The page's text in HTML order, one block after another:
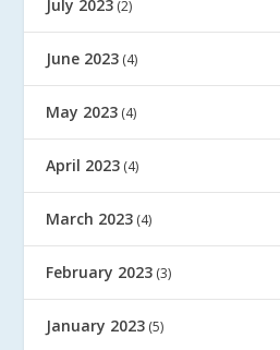
July 2023 (2)
June 2023 (4)
May 2023 (4)
April 2023 (4)
March 2023 (4)
February 2023 (3)
January 2023 (5)